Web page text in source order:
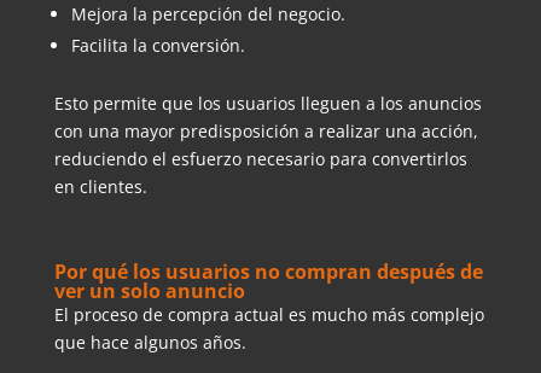
Mejora la percepción del negocio.
Facilita la conversión.
Esto permite que los usuarios lleguen a los anuncios
con una mayor predisposición a realizar una acción,
reduciendo el esfuerzo necesario para convertirlos
en clientes.
Por qué los usuarios no compran después de
ver un solo anuncio
El proceso de compra actual es mucho más complejo
que hace algunos años.